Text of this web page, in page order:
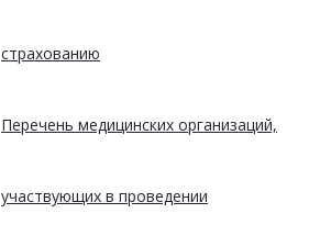
страхованию
Перечень медицинских организаций,
участвующих в проведении